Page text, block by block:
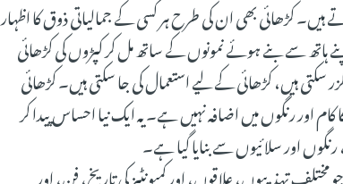
کڑھائی بھی ان کی طرح ہر کسی کے جمالیاتی ذوق کا اظہار
سے بنے ہوئے نمونوں کے ساتھ مل کر کپڑوں کی کڑھائی
ہیں، کڑھائی کے لیے استعمال کی جا سکتی ہیں۔ کڑھائی
اور رنگوں میں اضافہ نہیں ہے۔ یہ ایک نیا احساس پیدا کر
اور سلائیوں سے بنایا گیا ہے۔
تہذیبوں، علاقوں، اور کمیونٹیز کی تاریخ، فن، اور